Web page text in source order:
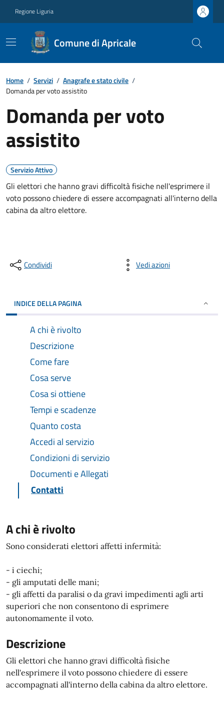
Regione Liguria
Comune di Apricale
Home / Servizi / Anagrafe e stato civile /
Domanda per voto assistito
Domanda per voto
assistito
Servizio Attivo
Gli elettori che hanno gravi difficoltà fisiche nell'esprimere il
voto possono chiedere di essere accompagnati all'interno della
cabina da altro elettore.
Condividi Vedi azioni
INDICE DELLA PAGINA
A chi è rivolto
Descrizione
Come fare
Cosa serve
Cosa si ottiene
Tempi e scadenze
Quanto costa
Accedi al servizio
Condizioni di servizio
Documenti e Allegati
Contatti
A chi è rivolto
Sono considerati elettori affetti infermità:
- i ciechi;
- gli amputati delle mani;
- gli affetti da paralisi o da gravi impedimenti agli arti
superiori che non consentono di esprimere
autonomamente il voto.
Descrizione
Gli elettori che hanno gravi difficoltà fisiche
nell'esprimere il voto possono chiedere di essere
accompagnati all'interno della cabina da altro elettore.